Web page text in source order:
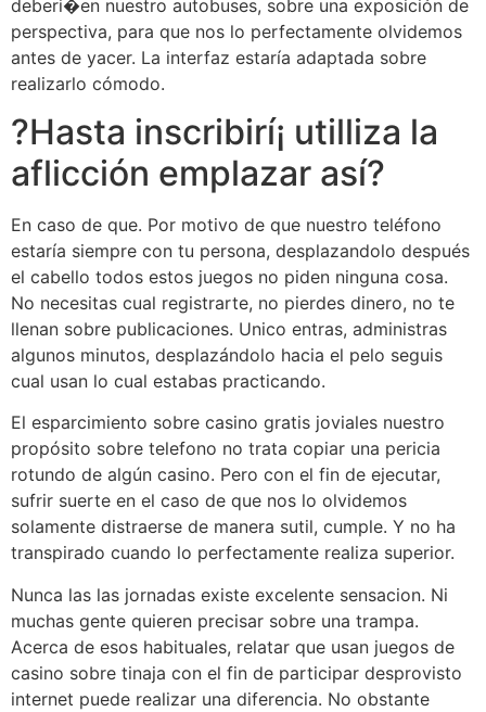
deberi�en nuestro autobuses, sobre una exposición de
perspectiva, para que nos lo perfectamente olvidemos
antes de yacer. La interfaz estaría adaptada sobre
realizarlo cómodo.
?Hasta inscribirí¡ utilliza la
aflicción emplazar así?
En caso de que. Por motivo de que nuestro teléfono
estaría siempre con tu persona, desplazandolo después
el cabello todos estos juegos no piden ninguna cosa.
No necesitas cual registrarte, no pierdes dinero, no te
llenan sobre publicaciones. Unico entras, administras
algunos minutos, desplazándolo hacia el pelo seguis
cual usan lo cual estabas practicando.
El esparcimiento sobre casino gratis joviales nuestro
propósito sobre telefono no trata copiar una pericia
rotundo de algún casino. Pero con el fin de ejecutar,
sufrir suerte en el caso de que nos lo olvidemos
solamente distraerse de manera sutil, cumple. Y no ha
transpirado cuando lo perfectamente realiza superior.
Nunca las las jornadas existe excelente sensacion. Ni
muchas gente quieren precisar sobre una trampa.
Acerca de esos habituales, relatar que usan juegos de
casino sobre tinaja con el fin de participar desprovisto
internet puede realizar una diferencia. No obstante